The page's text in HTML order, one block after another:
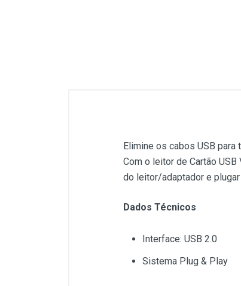
Elimine os cabos USB
Com o leitor de Cartão
do leitor/adaptador e
Dados Técnicos
Interface: USB 2.0
Sistema Plug & Play